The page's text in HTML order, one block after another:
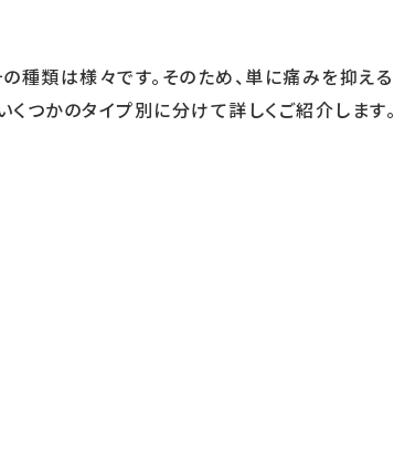
種類は様々です。そのため、単に痛みを抑え
つかのタイプ別に分けて詳しくご紹介します。